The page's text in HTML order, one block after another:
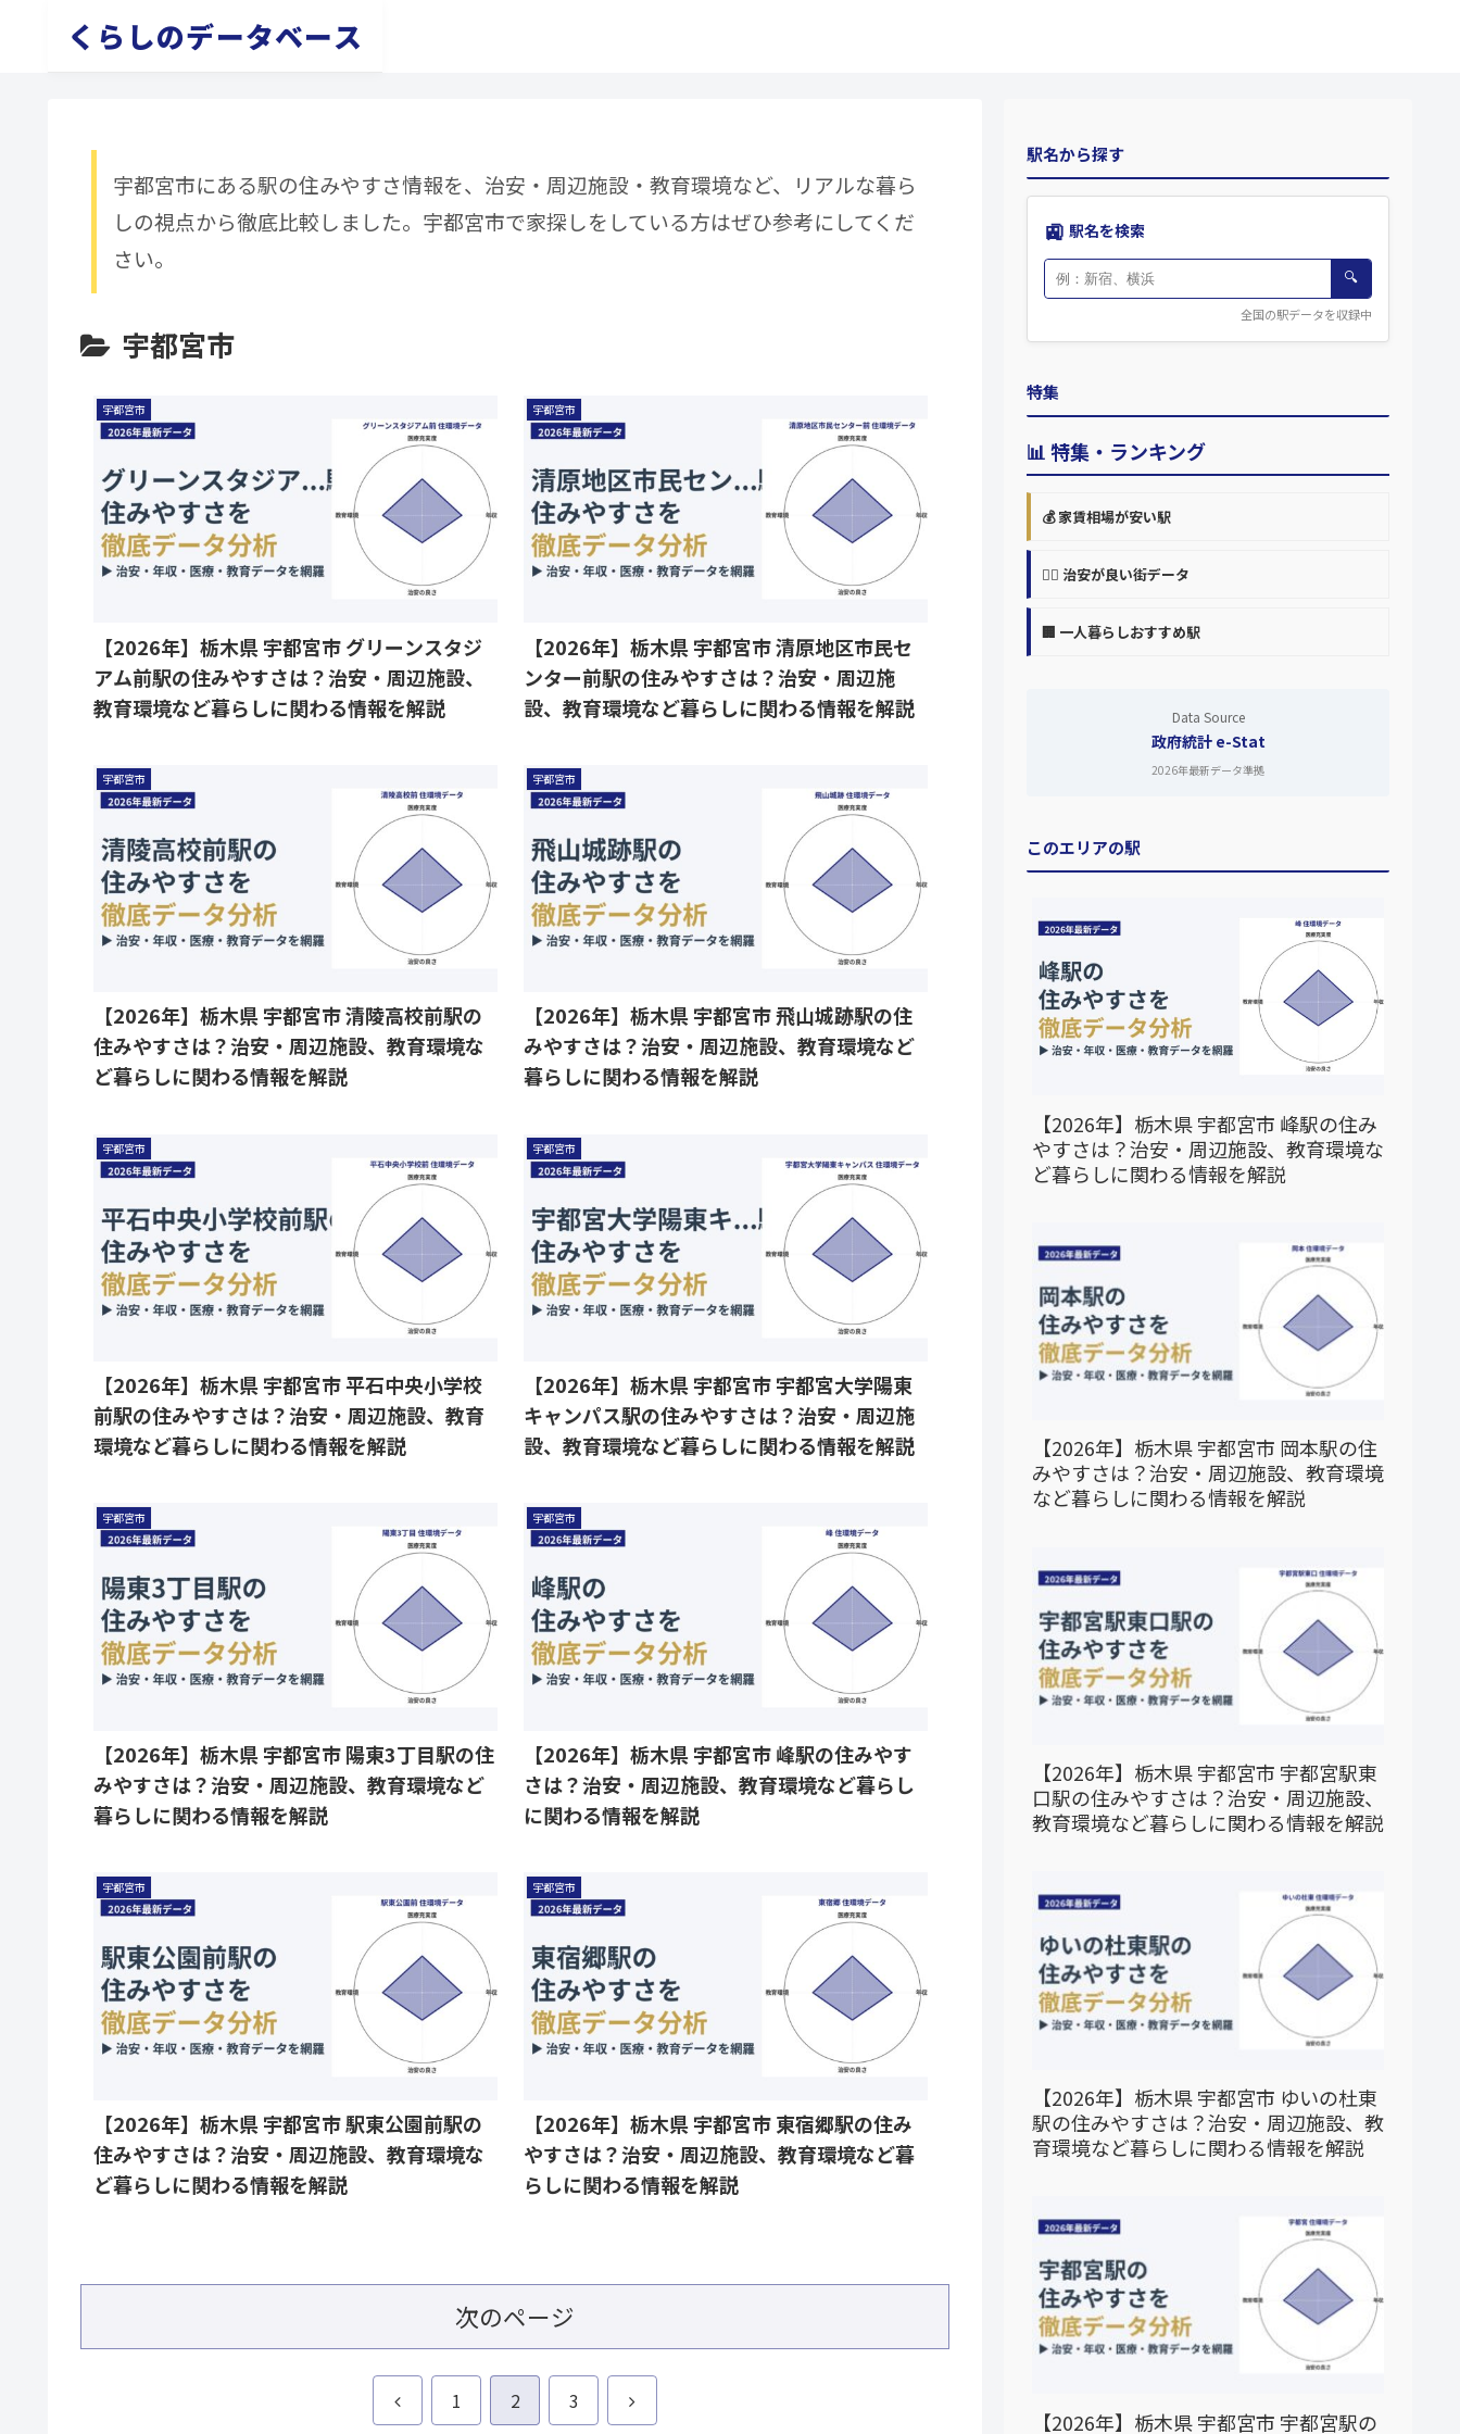
くらしのデータベース
宇都宮市にある駅の住みやすさ情報を、治安・周辺施設・教育環境など、リアルな暮ら
しの視点から徹底比較しました。宇都宮市で家探しをしている方はぜひ参考にしてくだ
さい。
宇都宮市
宇都宮市
【2026年】栃木県 宇都宮市 グリーンスタジ
アム前駅の住みやすさは？治安・周辺施設、
教育環境など暮らしに関わる情報を解説
宇都宮市
【2026年】栃木県 宇都宮市 清原地区市民セ
ンター前駅の住みやすさは？治安・周辺施
設、教育環境など暮らしに関わる情報を解説
宇都宮市
【2026年】栃木県 宇都宮市 清陵高校前駅の
住みやすさは？治安・周辺施設、教育環境な
ど暮らしに関わる情報を解説
宇都宮市
【2026年】栃木県 宇都宮市 飛山城跡駅の住
みやすさは？治安・周辺施設、教育環境など
暮らしに関わる情報を解説
宇都宮市
【2026年】栃木県 宇都宮市 平石中央小学校
前駅の住みやすさは？治安・周辺施設、教育
環境など暮らしに関わる情報を解説
宇都宮市
【2026年】栃木県 宇都宮市 宇都宮大学陽東
キャンパス駅の住みやすさは？治安・周辺施
設、教育環境など暮らしに関わる情報を解説
宇都宮市
【2026年】栃木県 宇都宮市 陽東3丁目駅の住
みやすさは？治安・周辺施設、教育環境など
暮らしに関わる情報を解説
宇都宮市
【2026年】栃木県 宇都宮市 峰駅の住みやす
さは？治安・周辺施設、教育環境など暮らし
に関わる情報を解説
宇都宮市
【2026年】栃木県 宇都宮市 駅東公園前駅の
住みやすさは？治安・周辺施設、教育環境な
ど暮らしに関わる情報を解説
宇都宮市
【2026年】栃木県 宇都宮市 東宿郷駅の住み
やすさは？治安・周辺施設、教育環境など暮
らしに関わる情報を解説
次のページ
前
1 2 3
次
駅名から探す
🚉 駅名を検索
🔍
全国の駅データを収録中
特集
📊 特集・ランキング
💰 家賃相場が安い駅
👮‍♀️ 治安が良い街データ
🏢 一人暮らしおすすめ駅
Data Source
政府統計 e-Stat
2026年最新データ準拠
このエリアの駅
【2026年】栃木県 宇都宮市 峰駅の住み
やすさは？治安・周辺施設、教育環境な
ど暮らしに関わる情報を解説
【2026年】栃木県 宇都宮市 岡本駅の住
みやすさは？治安・周辺施設、教育環境
など暮らしに関わる情報を解説
【2026年】栃木県 宇都宮市 宇都宮駅東
口駅の住みやすさは？治安・周辺施設、
教育環境など暮らしに関わる情報を解説
【2026年】栃木県 宇都宮市 ゆいの杜東
駅の住みやすさは？治安・周辺施設、教
育環境など暮らしに関わる情報を解説
【2026年】栃木県 宇都宮市 宇都宮駅の